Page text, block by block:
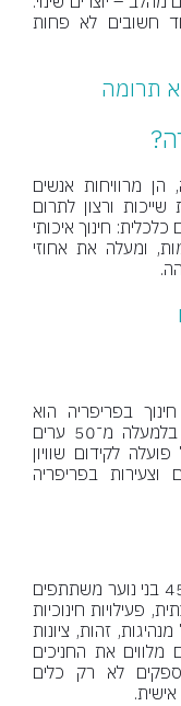
חשובים לא פחות
תרומה
מרוויחות אנשים
ורצון לתרום
חינוך איכותי
ומעלה את אחוזי
בפריפריה הוא
עמותת מעגלים – ארגון חברתי שפועל בלמעלה מ־50 ערים
לקידום שוויון
וצעירות בפריפריה
במסגרת פעילות העמותה, למעלה מ־4500 בני נוער משתתפים
פעילויות חינוכיות
זהות, ציונות
מלווים את החניכים
לא רק כלים